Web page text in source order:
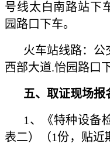
号线太白南路站下
园路口下车。
火车站线路：公
西部大道.怡园路口
五、取证现场报
1、《特种设备
表二）（1份，贴近